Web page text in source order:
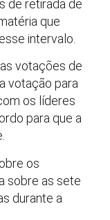
de retirada de
que
intervalo.
votações de
votação para
os líderes
para que a
os
sobre as sete
durante a